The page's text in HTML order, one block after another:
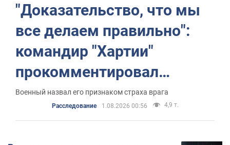
"Доказательство, что мы
все делаем правильно":
командир "Хартии"
прокомментировал
покушение на себя
Военный назвал его признаком страха врага
Расследование 1.08.2026 00:56 4,9 т.